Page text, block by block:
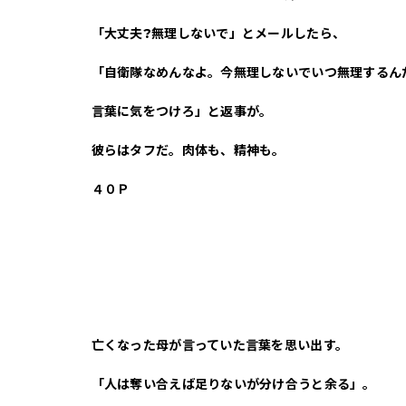
「大丈夫?無理しないで」とメールしたら、
「自衛隊なめんなよ。今無理しないでいつ無理する
言葉に気をつけろ」と返事が。
彼らはタフだ。肉体も、精神も。
４０Ｐ
亡くなった母が言っていた言葉を思い出す。
「人は奪い合えば足りないが分け合うと余る」。